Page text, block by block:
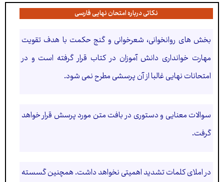
نکاتی درباره امتحان نهایی فارسی
بخش های روانخوانی، شعرخوانی و گنج حکمت با هدف تقویت
مهارت خوانداری دانش آموزان در کتاب قرار گرفته است و در
امتحانات نهایی غالبا از آن پرسشی مطرح نمی شود.
سوالات معنایی و دستوری در بافت متن مورد پرسش قرار خواهد
گرفت.
در املای کلمات تشدید اهمیتی نخواهد داشت. همچنین گسسته